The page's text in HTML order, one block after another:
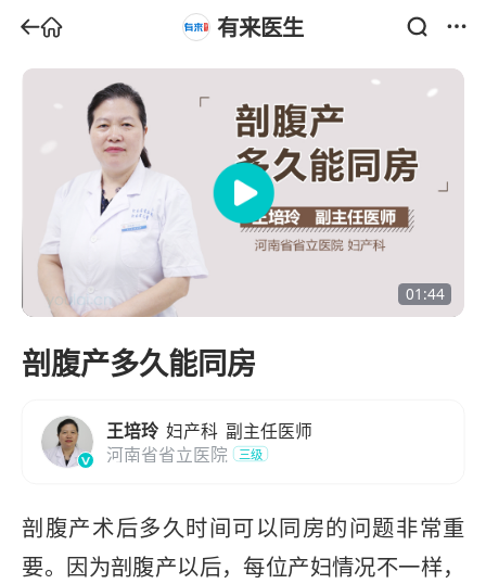
有来医生
01:44
剖腹产多久能同房
王培玲 妇产科 副主任医师
河南省省立医院
三级
剖腹产术后多久时间可以同房的问题非常重
要。因为剖腹产以后，每位产妇情况不一样，